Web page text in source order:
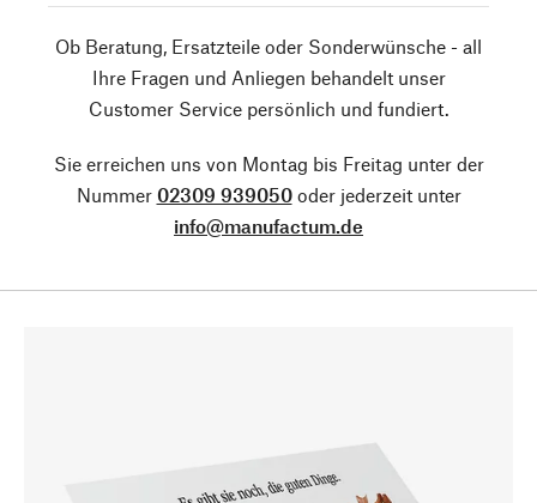
Ob Beratung, Ersatzteile oder Sonderwünsche - all
Ihre Fragen und Anliegen behandelt unser
Customer Service persönlich und fundiert.
Sie erreichen uns von Montag bis Freitag unter der
Nummer 02309 939050oder jederzeit unter
info@manufactum.de